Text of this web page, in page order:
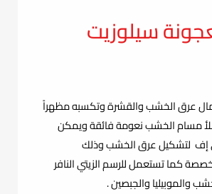
سيلوزيت
عرق الخشب والقشرة وتكسبه مظهراً
مسام الخشب نعومة فائقة ويمكن
إف لتشكيل عرق الخشب وذلك
كما تستعمل للرسم الزيتي النافر
والموبيليا والجبصين .